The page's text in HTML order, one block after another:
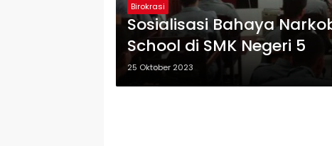
Birokrasi
Sosialisasi Bahaya
School di SMK Negeri 5
25 Oktober 2023